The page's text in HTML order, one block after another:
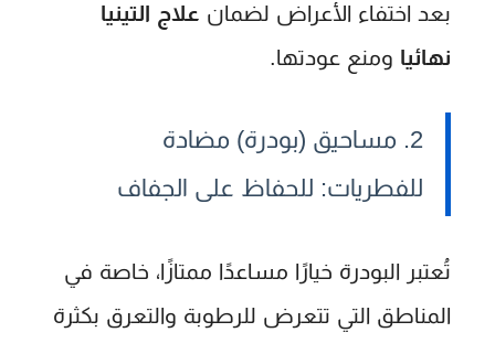
بعد اختفاء الأعراض لضمان علاج التينيا
نهائيا ومنع عودتها.
2. مساحيق (بودرة) مضادة
للفطريات: للحفاظ على الجفاف
تُعتبر البودرة خيارًا مساعدًا ممتازًا، خاصة في
المناطق التي تتعرض للرطوبة والتعرق بكثرة